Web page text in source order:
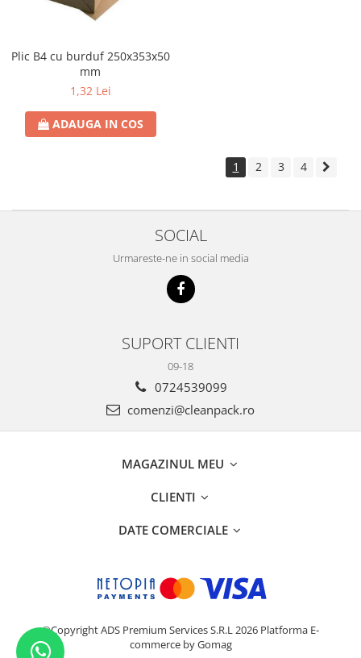
Plic B4 cu burduf 250x353x50
mm
1,32 Lei
ADAUGA IN COS
1 2 3 4
SOCIAL
Urmareste-ne in social media
SUPORT CLIENTI
09-18
0724539099
comenzi@cleanpack.ro
MAGAZINUL MEU
CLIENTI
DATE COMERCIALE
©Copyright ADS Premium Services S.R.L 2026 Platforma E-
commerce by Gomag